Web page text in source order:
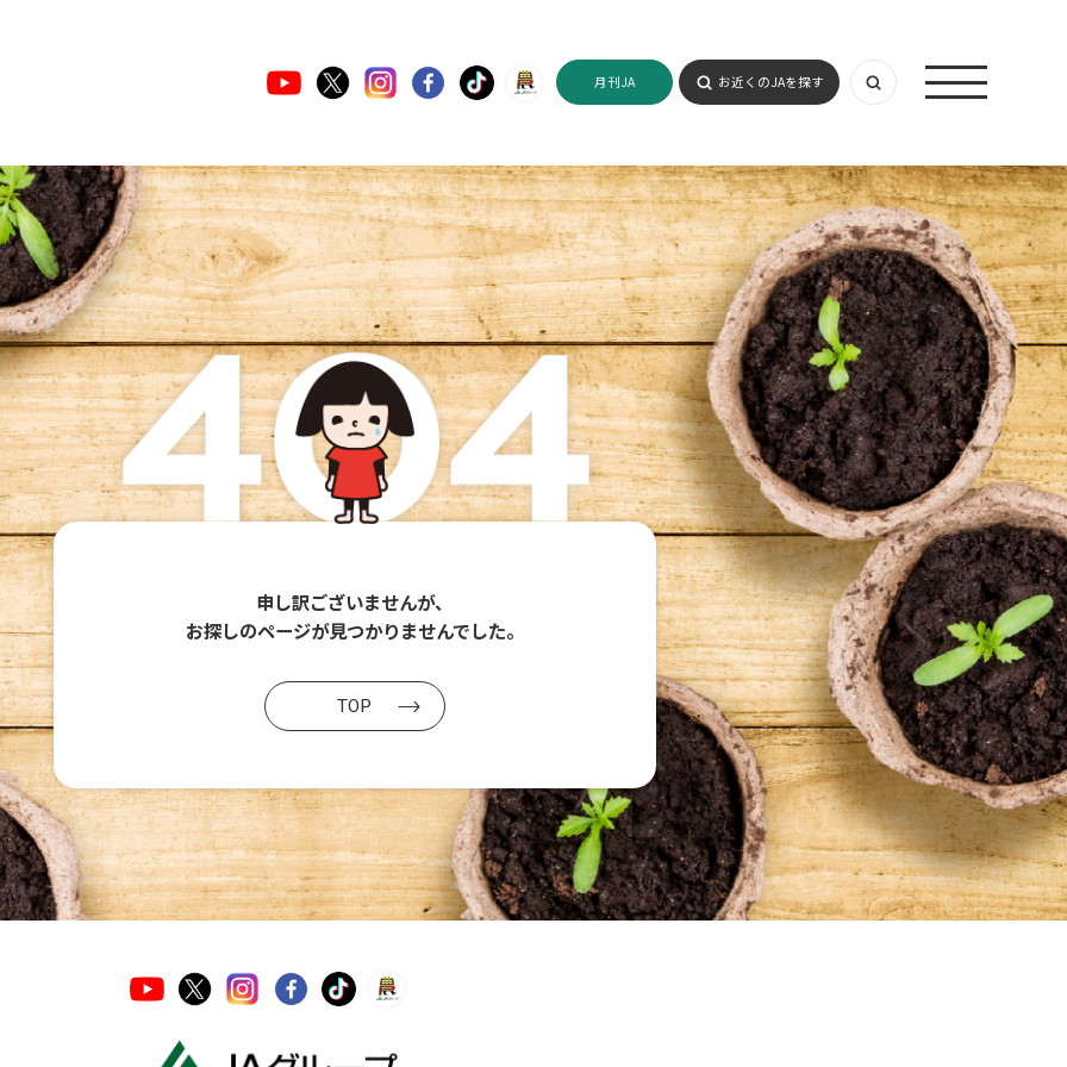
月刊JA お近くのJAを探す
申し訳ございませんが、
お探しのページが見つかりませんでした。
TOP